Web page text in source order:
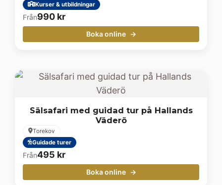
Kurser & utbildningar
Från990 kr
Boka online
Sälsafari med guidad tur på Hallands
Väderö
Torekov
Guidade turer
Från495 kr
Boka online